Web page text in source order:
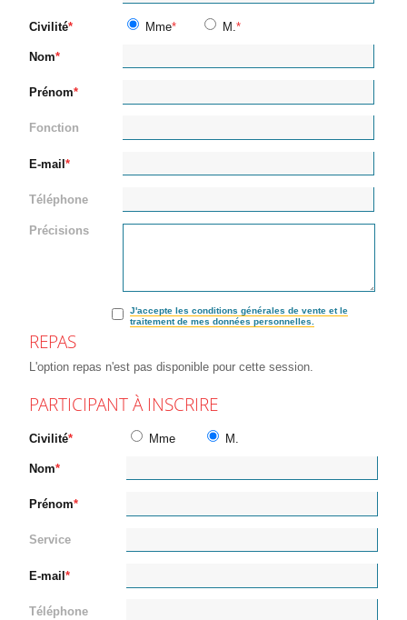
Civilité Mme M.
Nom
Prénom
Fonction
E-mail
Téléphone
Précisions
J'accepte les conditions générales de vente et le
traitement de mes données personnelles.
REPAS
L'option repas n'est pas disponible pour cette session.
PARTICIPANT À INSCRIRE
Civilité Mme M.
Nom
Prénom
Service
E-mail
Téléphone